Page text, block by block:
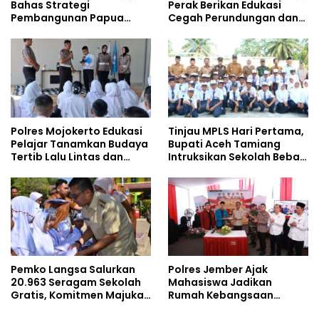
Bahas Strategi
Pembangunan Papua
Doktoral Internasional
Perak Berikan Edukasi
Cegah Perundungan dan
kepada Pelajar MPLS
Polres Mojokerto Edukasi
Pelajar Tanamkan Budaya
Tertib Lalu Lintas dan
Tinjau MPLS Hari Pertama,
Bupati Aceh Tamiang
Intruksikan Sekolah Bebas
Pemko Langsa Salurkan
20.963 Seragam Sekolah
Gratis, Komitmen Majukan
Polres Jember Ajak
Mahasiswa Jadikan
Rumah Kebangsaan